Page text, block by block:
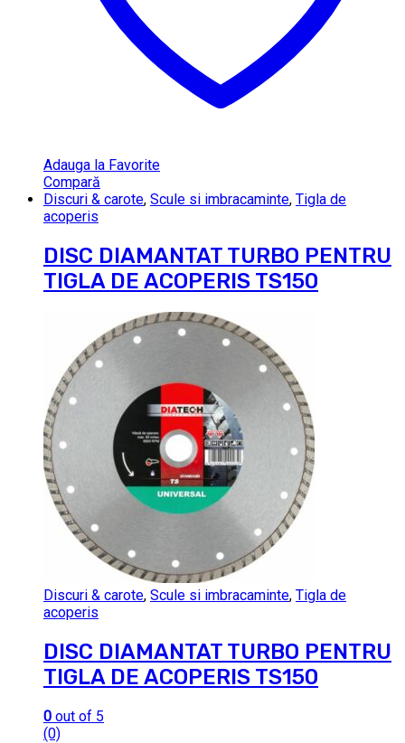
Adauga la Favorite
Compară
Discuri & carote, Scule si imbracaminte, Tigla de
acoperis
DISC DIAMANTAT TURBO PENTRU
TIGLA DE ACOPERIS TS150
Discuri & carote, Scule si imbracaminte, Tigla de
acoperis
DISC DIAMANTAT TURBO PENTRU
TIGLA DE ACOPERIS TS150
0 out of 5
(0)